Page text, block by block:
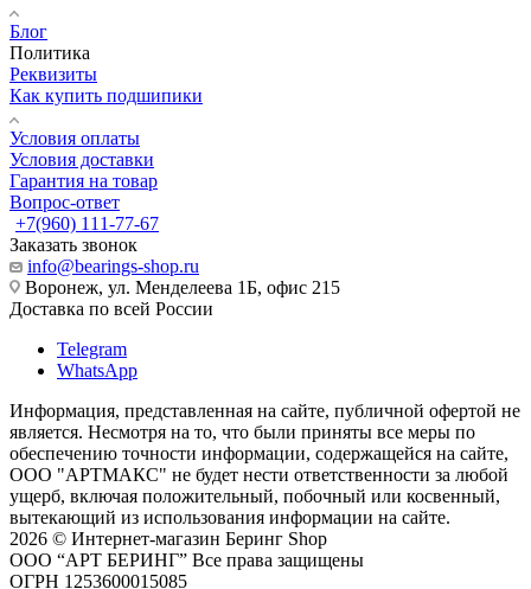
Блог
Политика
Реквизиты
Как купить подшипики
Условия оплаты
Условия доставки
Гарантия на товар
Вопрос-ответ
+7(960) 111-77-67
Заказать звонок
info@bearings-shop.ru
Воронеж, ул. Менделеева 1Б, офис 215
Доставка по всей России
Telegram
WhatsApp
Информация, представленная на сайте, публичной офертой не
является. Несмотря на то, что были приняты все меры по
обеспечению точности информации, содержащейся на сайте,
ООО "АРТМАКС" не будет нести ответственности за любой
ущерб, включая положительный, побочный или косвенный,
вытекающий из использования информации на сайте.
2026 © Интернет-магазин Беринг Shop
ООО “АРТ БЕРИНГ” Все права защищены
ОГРН 1253600015085